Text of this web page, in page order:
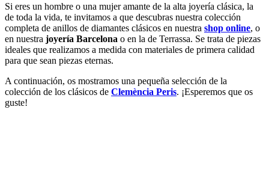
Si eres un hombre o una mujer amante de la alta joyería clásica, la
de toda la vida, te invitamos a que descubras nuestra colección
completa de anillos de diamantes clásicos en nuestra shop online, o
en nuestra joyería Barcelona o en la de Terrassa. Se trata de piezas
ideales que realizamos a medida con materiales de primera calidad
para que sean piezas eternas.
A continuación, os mostramos una pequeña selección de la
colección de los clásicos de Clemència Peris. ¡Esperemos que os
guste!